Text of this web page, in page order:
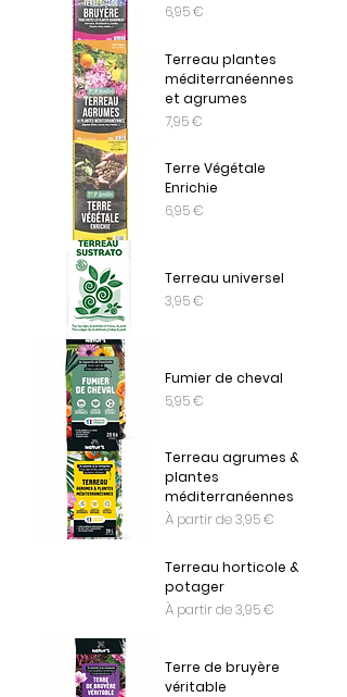
Prix
6,95 €
Terreau plantes
méditerranéennes
et agrumes
Prix
7,95 €
Terre Végétale
Enrichie
Prix
6,95 €
Terreau universel
Prix
3,95 €
Fumier de cheval
Prix
5,95 €
Terreau agrumes &
plantes
méditerranéennes
À partir de3,95 €
Prix promotionnel
Terreau horticole &
potager
À partir de3,95 €
Prix promotionnel
Terre de bruyère
véritable